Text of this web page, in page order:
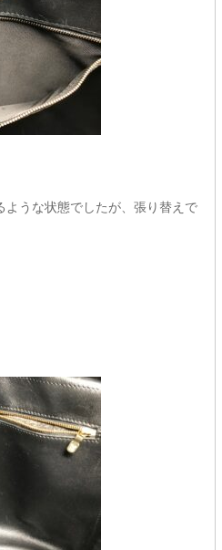
うな状態でしたが、張り替えで